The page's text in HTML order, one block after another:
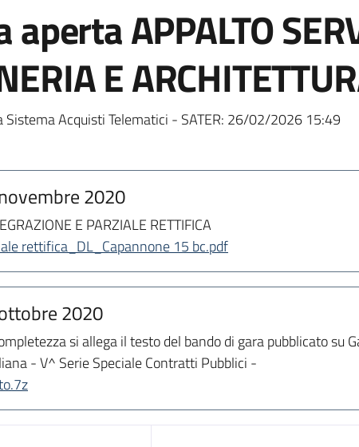
APPALTO
E
Acquisti Telematici - SATER: 26/02/2026 15:49
2020
E PARZIALE RETTIFICA
rettifica_DL_Capannone 15 bc.pdf
2020
si allega il testo del bando di gara pubblicato
- V^ Serie Speciale Contratti Pubblici -